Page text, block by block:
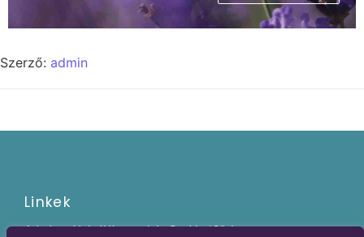
Szerző: admin
Linkek
Adatkezelési tájékoztató és Cookie / Süti